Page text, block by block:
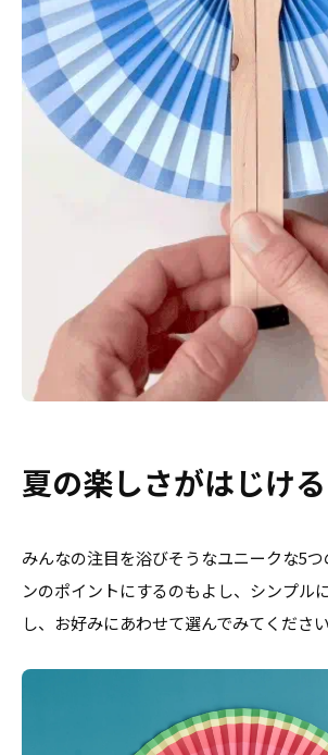
夏の楽しさがはじけ
みんなの注目を浴びそうなユニークな5
ンのポイントにするのもよし、シンプル
し、お好みにあわせて選んでみてください